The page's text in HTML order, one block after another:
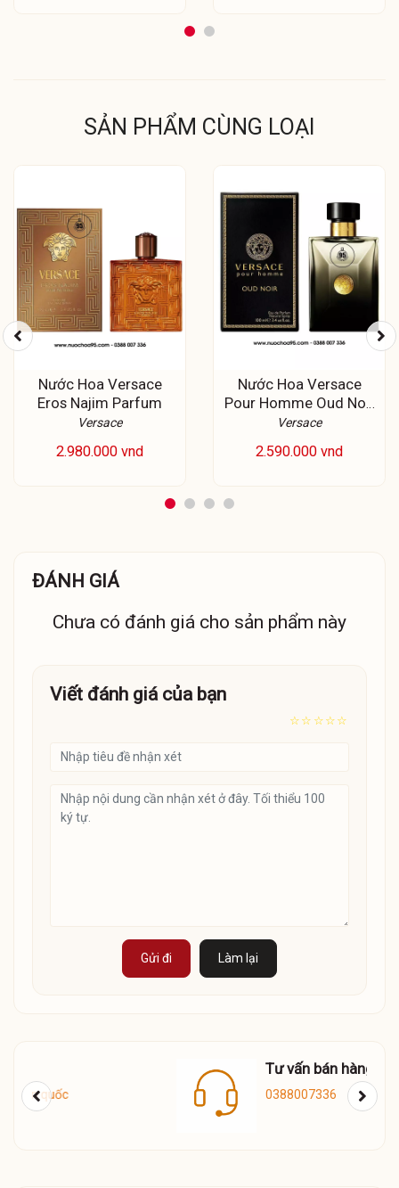
SẢN PHẨM CÙNG LOẠI
Nước Hoa Versace
Eros Najim Parfum
Versace
2.980.000 vnd
Nước Hoa Versace
Pour Homme Oud Noir
EDP
Versace
2.590.000 vnd
ĐÁNH GIÁ
Chưa có đánh giá cho sản phẩm này
Viết đánh giá của bạn
☆
☆
☆
☆
☆
Gửi đi Làm lại
Tư vấn bán hàng